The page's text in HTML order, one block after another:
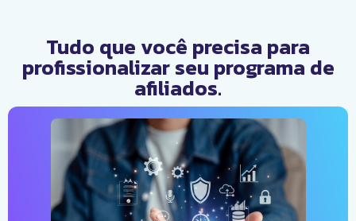
Tudo que você precisa para
profissionalizar seu programa de
afiliados.